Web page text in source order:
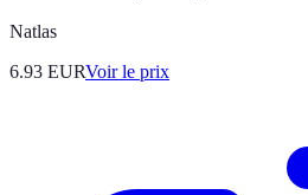
Natlas
6.93 EURVoir le prix